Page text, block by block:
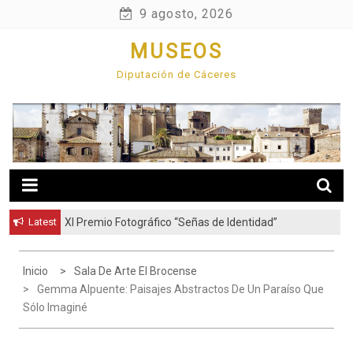
9 agosto, 2026
MUSEOS
Diputación de Cáceres
Latest XI Premio Fotográfico “Señas de Identidad”
Inicio
Sala De Arte El Brocense
Gemma Alpuente: Paisajes Abstractos De Un Paraíso Que
Sólo Imaginé